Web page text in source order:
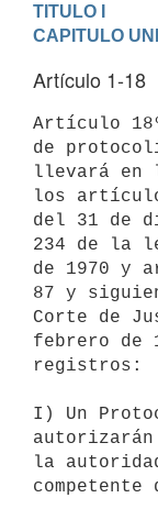
TITULO I
CAPITULO
Artículo 1-18
Artículo
de
llevará en
los
del 31 de
234 de la
de 1970 y
87 y
Corte de
febrero de
registros:
I) Un
la
competente